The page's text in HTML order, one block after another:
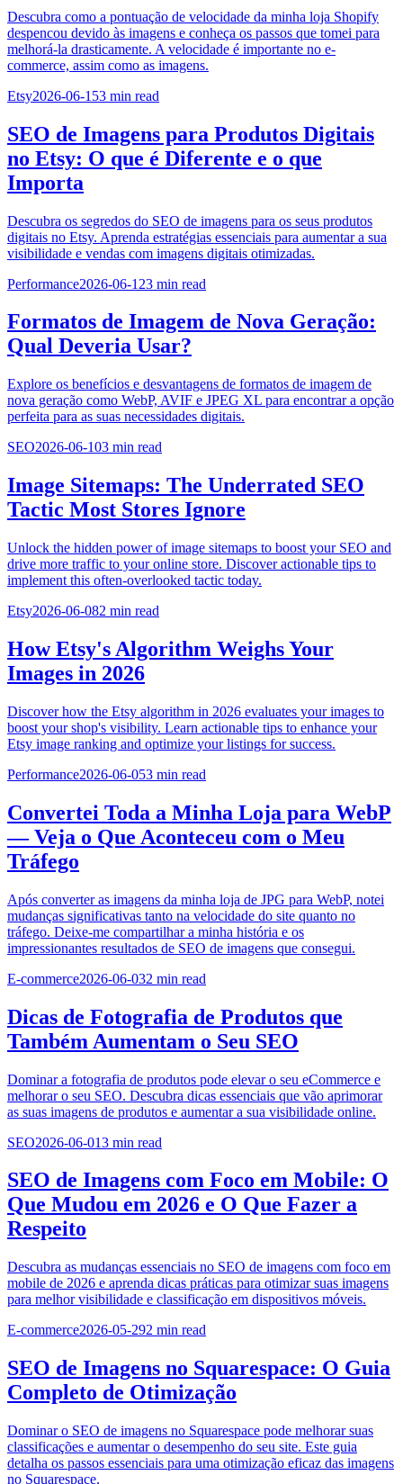
Descubra como a pontuação de velocidade da minha loja Shopify
despencou devido às imagens e conheça os passos que tomei para
melhorá-la drasticamente. A velocidade é importante no e-
commerce, assim como as imagens.
Etsy2026-06-153 min read
SEO de Imagens para Produtos Digitais
no Etsy: O que é Diferente e o que
Importa
Descubra os segredos do SEO de imagens para os seus produtos
digitais no Etsy. Aprenda estratégias essenciais para aumentar a sua
visibilidade e vendas com imagens digitais otimizadas.
Performance2026-06-123 min read
Formatos de Imagem de Nova Geração:
Qual Deveria Usar?
Explore os benefícios e desvantagens de formatos de imagem de
nova geração como WebP, AVIF e JPEG XL para encontrar a opção
perfeita para as suas necessidades digitais.
SEO2026-06-103 min read
Image Sitemaps: The Underrated SEO
Tactic Most Stores Ignore
Unlock the hidden power of image sitemaps to boost your SEO and
drive more traffic to your online store. Discover actionable tips to
implement this often-overlooked tactic today.
Etsy2026-06-082 min read
How Etsy's Algorithm Weighs Your
Images in 2026
Discover how the Etsy algorithm in 2026 evaluates your images to
boost your shop's visibility. Learn actionable tips to enhance your
Etsy image ranking and optimize your listings for success.
Performance2026-06-053 min read
Convertei Toda a Minha Loja para WebP
— Veja o Que Aconteceu com o Meu
Tráfego
Após converter as imagens da minha loja de JPG para WebP, notei
mudanças significativas tanto na velocidade do site quanto no
tráfego. Deixe-me compartilhar a minha história e os
impressionantes resultados de SEO de imagens que consegui.
E-commerce2026-06-032 min read
Dicas de Fotografia de Produtos que
Também Aumentam o Seu SEO
Dominar a fotografia de produtos pode elevar o seu eCommerce e
melhorar o seu SEO. Descubra dicas essenciais que vão aprimorar
as suas imagens de produtos e aumentar a sua visibilidade online.
SEO2026-06-013 min read
SEO de Imagens com Foco em Mobile: O
Que Mudou em 2026 e O Que Fazer a
Respeito
Descubra as mudanças essenciais no SEO de imagens com foco em
mobile de 2026 e aprenda dicas práticas para otimizar suas imagens
para melhor visibilidade e classificação em dispositivos móveis.
E-commerce2026-05-292 min read
SEO de Imagens no Squarespace: O Guia
Completo de Otimização
Dominar o SEO de imagens no Squarespace pode melhorar suas
classificações e aumentar o desempenho do seu site. Este guia
detalha os passos essenciais para uma otimização eficaz das imagens
no Squarespace.